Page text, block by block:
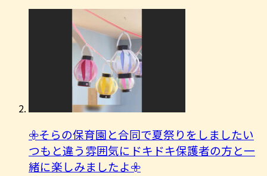
𖧷そらの保育園と合同で夏祭りをしましたい
つもと違う雰囲気にドキドキ保護者の方と一
緒に楽しみましたよ︎𖧷